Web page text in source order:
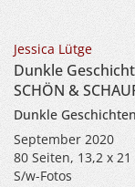
Jessica Lütge
Dunkle
SCHÖN &
Dunkle Geschichten
September 2020
80 Seiten, 13,2 x
S/w-Fotos